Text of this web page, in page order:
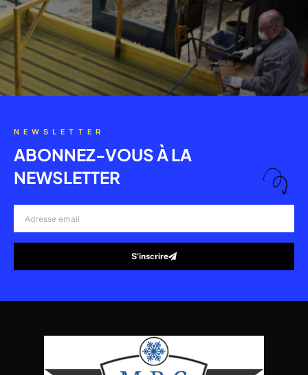
NEWSLETTER
ABONNEZ-VOUS À LA
NEWSLETTER
email
S’inscrire